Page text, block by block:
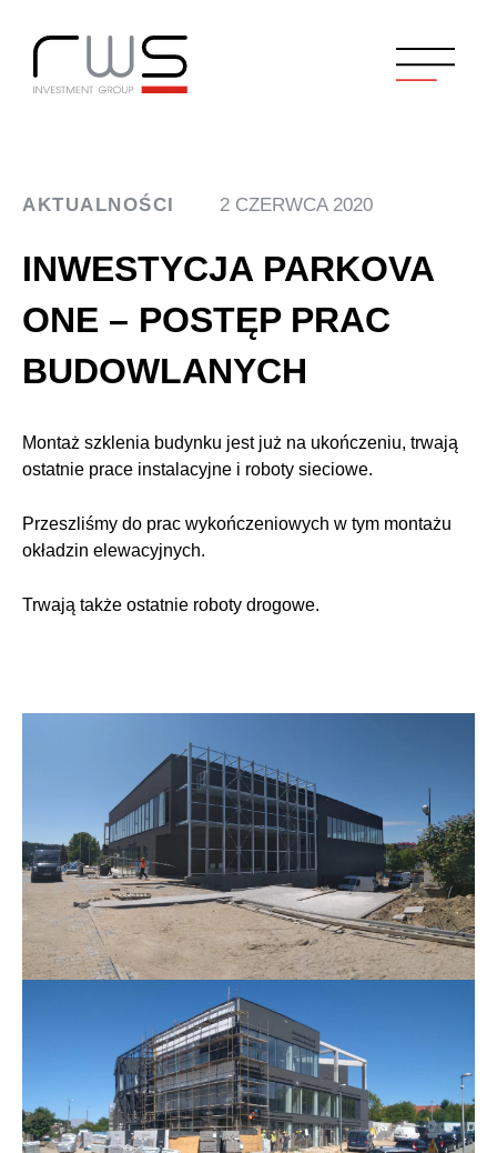
AKTUALNOŚCI 2 CZERWCA 2020
INWESTYCJA PARKOVA
ONE – POSTĘP PRAC
BUDOWLANYCH
Montaż szklenia budynku jest już na ukończeniu, trwają
ostatnie prace instalacyjne i roboty sieciowe.
Przeszliśmy do prac wykończeniowych w tym montażu
okładzin elewacyjnych.
Trwają także ostatnie roboty drogowe.